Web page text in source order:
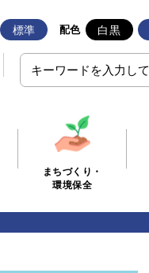
標準 配色 白黒
まちづくり・
環境保全